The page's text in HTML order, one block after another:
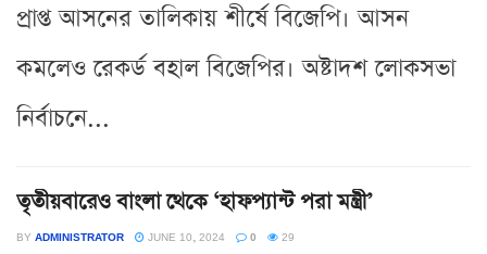
প্রাপ্ত আসনের তালিকায় শীর্ষে বিজেপি। আসন
কমলেও রেকর্ড বহাল বিজেপির। অষ্টাদশ লোকসভা
নির্বাচনে...
তৃতীয়বারেও বাংলা থেকে ‘হাফপ্যান্ট পরা মন্ত্রী’
BY ADMINISTRATOR JUNE 10, 2024 0 29